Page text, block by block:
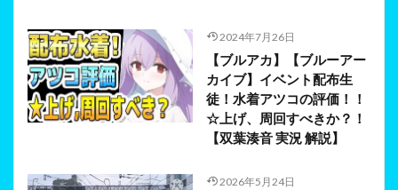
2024年7月26日
【ブルアカ】【ブルーアー
カイブ】イベント配布生
徒！水着アツコの評価！！
☆上げ、周回すべきか？！
【双葉湊音 実況 解説】
2026年5月24日